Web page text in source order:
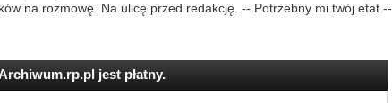
na rozmowę. Na ulicę przed redakcję. -- Potrzebny mi twój etat --
jest płatny.